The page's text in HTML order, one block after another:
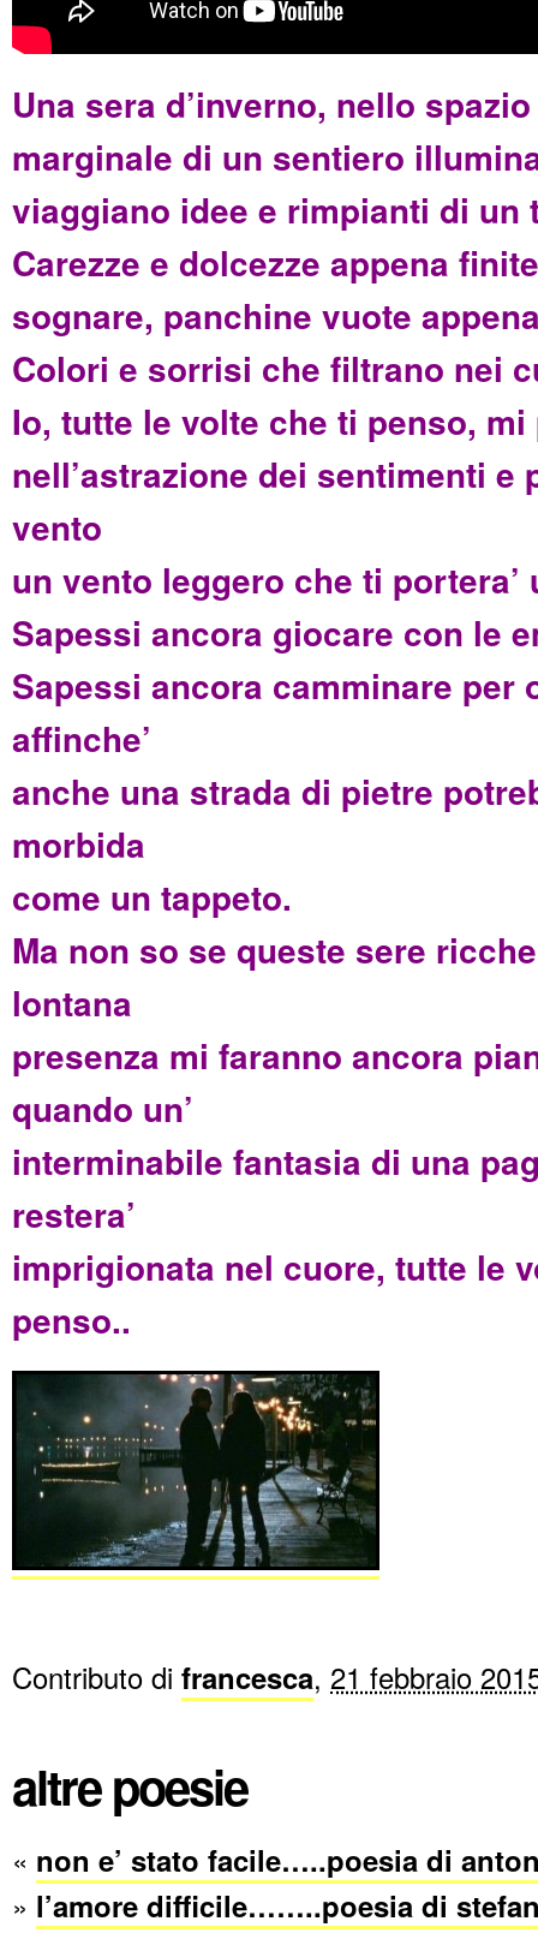
Una sera d’inverno, nello spazio
marginale di un sentiero
viaggiano idee e rimpianti di un
Carezze e dolcezze appena
sognare, panchine vuote
Colori e sorrisi che filtrano nei
Io, tutte le volte che ti penso, mi
nell’astrazione dei sentimenti e
vento
un vento leggero che ti portera’
Sapessi ancora giocare con le
Sapessi ancora camminare per
affinche’
anche una strada di pietre
morbida
come un tappeto.
Ma non so se queste sere
lontana
presenza mi faranno ancora
quando un’
interminabile fantasia di una
restera’
imprigionata nel cuore, tutte le
penso..
Contributo di francesca, 21 febbraio
altre poesie
« non e’ stato facile…..poesia di
» l’amore difficile……..poesia di